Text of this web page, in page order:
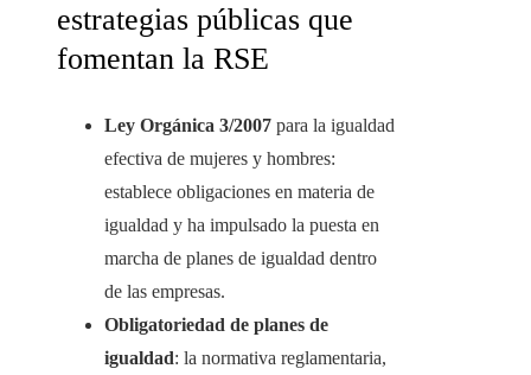
estrategias públicas que
fomentan la RSE
Ley Orgánica 3/2007 para la igualdad
efectiva de mujeres y hombres:
establece obligaciones en materia de
igualdad y ha impulsado la puesta en
marcha de planes de igualdad dentro
de las empresas.
Obligatoriedad de planes de
igualdad: la normativa reglamentaria,